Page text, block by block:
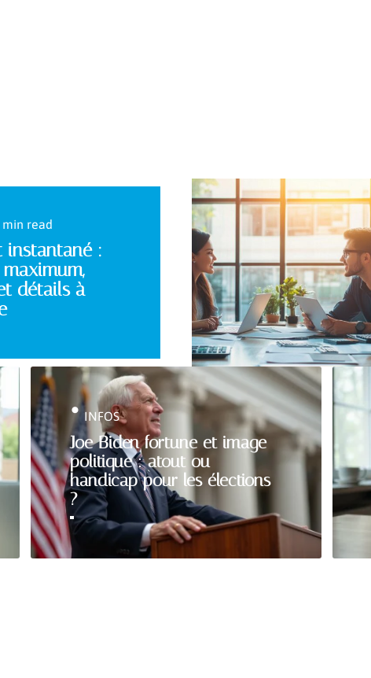
min read
instantané :
détails à
Joe Biden fortune et image
politique : atout ou
handicap pour les élections
?
INFOS